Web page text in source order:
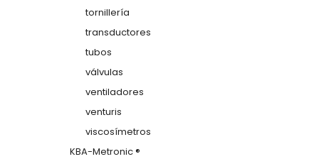
tornillería
transductores
tubos
válvulas
ventiladores
venturis
viscosímetros
KBA-Metronic ®